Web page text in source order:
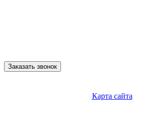
Заказать звонок
Карта сайта